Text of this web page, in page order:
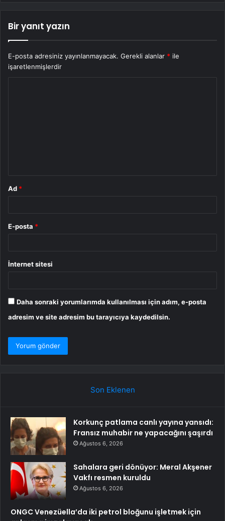
Bir yanıt yazın
E-posta adresiniz yayınlanmayacak. Gerekli alanlar * ile
işaretlenmişlerdir
Ad *
E-posta *
İnternet sitesi
Daha sonraki yorumlarımda kullanılması için adım, e-posta
adresim ve site adresim bu tarayıcıya kaydedilsin.
Son Eklenen
Korkunç patlama canlı yayına yansıdı:
Fransız muhabir ne yapacağını şaşırdı
Ağustos 6, 2026
Sahalara geri dönüyor: Meral Akşener
Vakfı resmen kuruldu
Ağustos 6, 2026
ONGC Venezüella’da iki petrol bloğunu işletmek için